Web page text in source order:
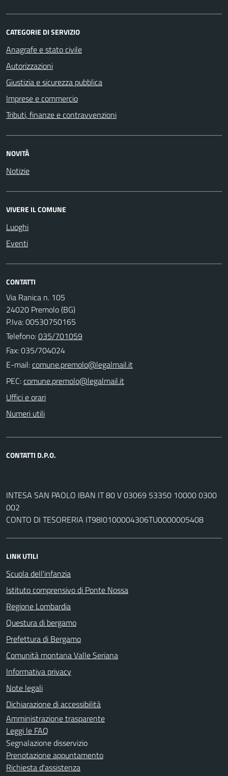
CATEGORIE DI SERVIZIO
Anagrafe e stato civile
Autorizzazioni
Giustizia e sicurezza pubblica
Imprese e commercio
Tributi, finanze e contravvenzioni
NOVITÀ
Notizie
VIVERE IL COMUNE
Luoghi
Eventi
CONTATTI
Via Ranica n. 105
24020 Premolo (BG)
P.Iva: 00530750165
Telefono:035/701059
Fax: 035/704024
E-mail:
PEC:
Uffici e orari
Numeri utili
CONTATTI D.P.O.
INTESA SAN PAOLO IBAN IT 80 V 03069 53350 10000 0300
002
CONTO DI TESORERIA IT98I0100004306TU0000005408
LINK UTILI
Scuola dell'infanzia
Istituto comprensivo di Ponte Nossa
Regione Lombardia
Questura di bergamo
Prefettura di Bergamo
Comunità montana Valle Seriana
Informativa privacy
Note legali
Dichiarazione di accessibilità
Amministrazione trasparente
Leggi le FAQ
Segnalazione disservizio
Prenotazione appuntamento
Richiesta d'assistenza